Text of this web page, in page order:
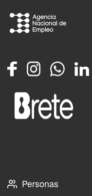
FacebookInstagramWhatsapp
Personas